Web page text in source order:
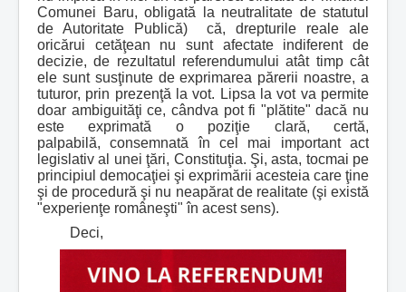
Comunei Baru, obligată la neutralitate de statutul
de Autoritate Publică) că, drepturile reale ale
oricărui cetăţean nu sunt afectate indiferent de
decizie, de rezultatul referendumului atât timp cât
ele sunt susţinute de exprimarea părerii noastre, a
tuturor, prin prezenţă la vot. Lipsa la vot va permite
doar ambiguităţi ce, cândva pot fi "plătite" dacă nu
este exprimată o poziţie clară, certă,
palpabilă, consemnată în cel mai important act
legislativ al unei ţări, Constituţia. Şi, asta, tocmai pe
principiul democaţiei şi exprimării acesteia care ţine
şi de procedură şi nu neapărat de realitate (şi există
"experienţe româneşti" în acest sens).
Deci,